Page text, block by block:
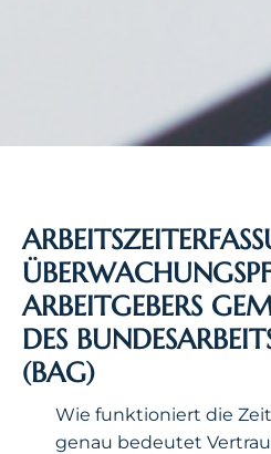
ARBEITGEBERS
ES
BAG)
Wie funktioniert die
genau bedeutet